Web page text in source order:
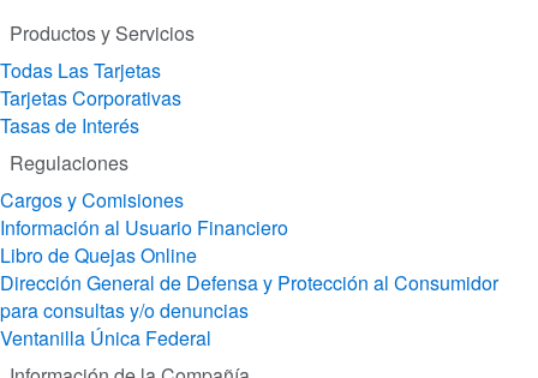
Productos y Servicios
Todas Las Tarjetas
Tarjetas Corporativas
Tasas de Interés
Regulaciones
Cargos y Comisiones
Información al Usuario Financiero
Libro de Quejas Online
Dirección General de Defensa y Protección al Consumidor
para consultas y/o denuncias
Ventanilla Única Federal